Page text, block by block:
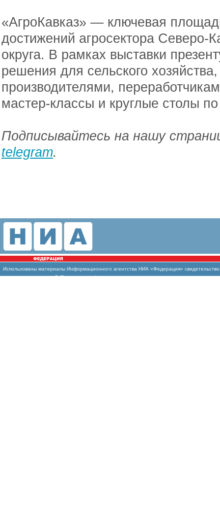
«АгроКавказ» — ключевая
достижений агросектора
округа. В рамках выставки
решения для сельского
производителями,
мастер‑классы и круглые столы
Подписывайтесь на нашу
telegram.
Использованы материалы Информационного агентства НИА «Федерация»
массовых коммуникаций (Роскомнадзор)